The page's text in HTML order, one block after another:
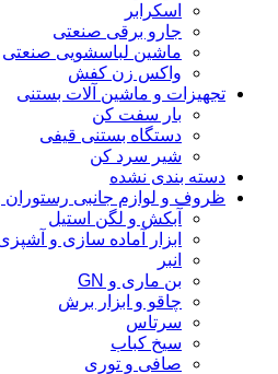
اسکرابر
جارو برقی صنعتی
ماشین لباسشویی صنعتی
واکس زن کفش
تجهیزات و ماشین آلات بستنی
بار سفت کن
دستگاه بستنی قیفی
شیر سرد کن
دسته بندی نشده
ظروف و لوازم جانبی رستوران
آبکش و لگن استیل
ابزار آماده سازی و
انبر
بن ماری و GN
چاقو و ابزار برش
سرتاس
سیخ کباب
صافی و توری